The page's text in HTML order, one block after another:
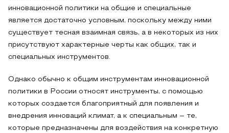
инновационной политики на общие и специальные
является достаточно условным, поскольку между ними
существует тесная взаимная связь, а в некоторых из них
присутствуют характерные черты как общих, так и
специальных инструментов.
Однако обычно к общим инструментам инновационной
политики в России относят инструменты, с помощью
которых создается благоприятный для появления и
внедрения инноваций климат, а к специальным – те,
которые предназначены для воздействия на конкретную